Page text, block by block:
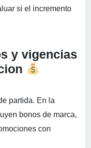
si el incremento
y vigencias
partida. En la
bonos de marca,
con